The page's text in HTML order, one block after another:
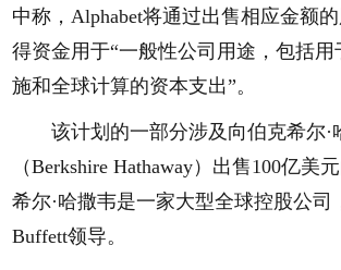
中称，Alphabet将通过出售相应金额
得资金用于“一般性公司用途，包括
施和全球计算的资本支出”。
该计划的一部分涉及向伯克希尔·
（Berkshire Hathaway）出售100亿美
希尔·哈撒韦是一家大型全球控股公司
Buffett领导。